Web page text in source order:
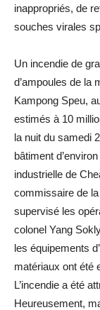
inappropriés, de
souches virales
Un incendie de
d’ampoules de la
Kampong Speu,
estimés à 10
la nuit du samedi
bâtiment
industrielle de
commissaire de
supervisé les
colonel Yang
les équipements
matériaux ont été
L’incendie a été
Heureusement,